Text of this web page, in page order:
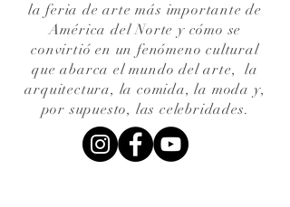
la feria de arte más importante de
América del Norte y cómo se
convirtió en un fenómeno cultural
que abarca el mundo del arte,la
arquitectura, la comida, la moda y,
por supuesto, las celebridades.